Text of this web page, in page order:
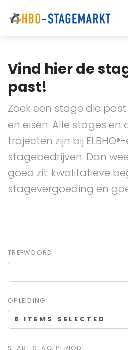
Vind hier de
past!
Zoek een stage die
en eisen. Alle stages
trajecten zijn bij ELBHO®-
stagebedrijven. Dan
goed zit: kwalitatieve
stagevergoeding en
TREFWOORD
OPLEIDING
8 ITEMS SELECTED